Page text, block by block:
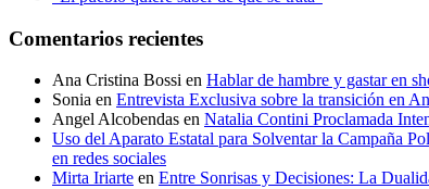
Comentarios recientes
Ana Cristina Bossi en Hablar de hambre y gastar en
Sonia en Entrevista Exclusiva sobre la transición en
Angel Alcobendas en Natalia Contini Proclamada
Uso del Aparato Estatal para Solventar la Campaña
en redes sociales
Mirta Iriarte en Entre Sonrisas y Decisiones: La